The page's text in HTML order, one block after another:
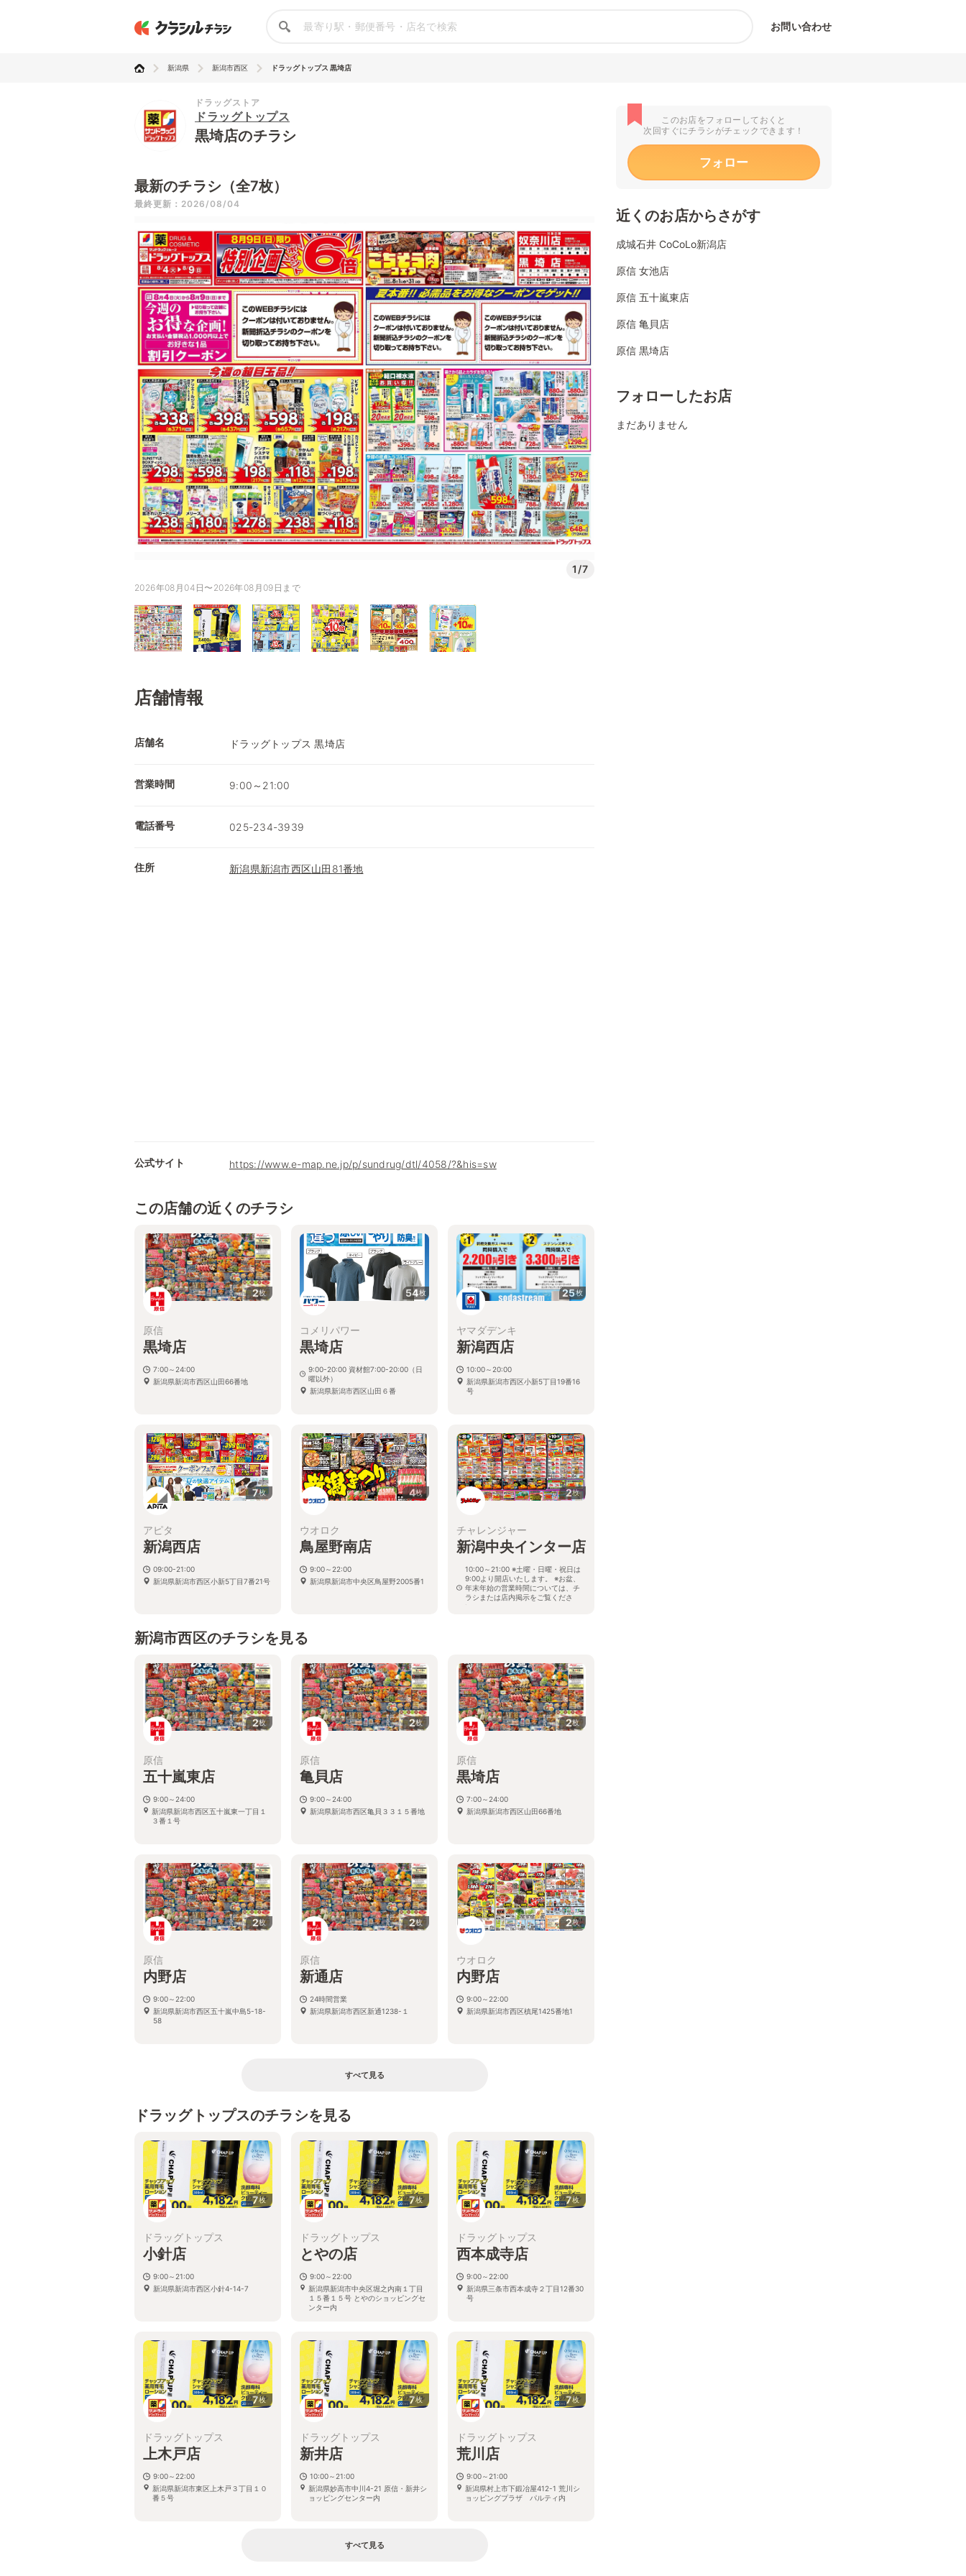
お問い合わせ
新潟県 新潟市西区 ドラッグトップス 黒埼店
ドラッグストア
ドラッグトップス
黒埼店のチラシ
最新のチラシ（全7枚）
最終更新：2026/08/04
1/7
2026年08月04日〜2026年08月09日まで
店舗情報
店舗名 ドラッグトップス 黒埼店
営業時間 9:00～21:00
電話番号 025-234-3939
住所 新潟県新潟市西区山田81番地
公式サイト https://www.e-map.ne.jp/p/sundrug/dtl/4058/?&his=sw
この店舗の近くのチラシ
2枚
原信
黒埼店
7:00～24:00
新潟県新潟市西区山田66番地
54枚
コメリパワー
黒埼店
9:00-20:00 資材館7:00-20:00（日
曜以外）
新潟県新潟市西区山田６番
25枚
ヤマダデンキ
新潟西店
10:00～20:00
新潟県新潟市西区小新5丁目19番16
号
7枚
アピタ
新潟西店
09:00-21:00
新潟県新潟市西区小新5丁目7番21号
4枚
ウオロク
鳥屋野南店
9:00～22:00
新潟県新潟市中央区鳥屋野2005番1
2枚
チャレンジャー
新潟中央インター店
10:00～21:00 ※土曜・日曜・祝日は
9:00より開店いたします。 ※お盆、
年末年始の営業時間については、チ
ラシまたは店内掲示をご覧くださ
い。
新潟市西区のチラシを見る
2枚
原信
五十嵐東店
9:00～24:00
新潟県新潟市西区五十嵐東一丁目１
３番１号
2枚
原信
亀貝店
9:00～24:00
新潟県新潟市西区亀貝３３１５番地
2枚
原信
黒埼店
7:00～24:00
新潟県新潟市西区山田66番地
2枚
原信
内野店
9:00～22:00
新潟県新潟市西区五十嵐中島5-18-
58
2枚
原信
新通店
24時間営業
新潟県新潟市西区新通1238-１
2枚
ウオロク
内野店
9:00～22:00
新潟県新潟市西区槙尾1425番地1
すべて見る
ドラッグトップスのチラシを見る
7枚
ドラッグトップス
小針店
9:00～21:00
新潟県新潟市西区小針4-14-7
7枚
ドラッグトップス
とやの店
9:00～22:00
新潟県新潟市中央区堀之内南１丁目
１５番１５号 とやのショッピングセ
ンター内
7枚
ドラッグトップス
西本成寺店
9:00～22:00
新潟県三条市西本成寺２丁目12番30
号
7枚
ドラッグトップス
上木戸店
9:00～22:00
新潟県新潟市東区上木戸３丁目１０
番５号
7枚
ドラッグトップス
新井店
10:00～21:00
新潟県妙高市中川4-21 原信・新井シ
ョッピングセンター内
7枚
ドラッグトップス
荒川店
9:00～21:00
新潟県村上市下鍛冶屋412-1 荒川シ
ョッピングプラザ パルティ内
すべて見る
このお店をフォローしておくと
次回すぐにチラシがチェックできます！
フォロー
近くのお店からさがす
成城石井 CoCoLo新潟店
原信 女池店
原信 五十嵐東店
原信 亀貝店
原信 黒埼店
フォローしたお店
まだありません